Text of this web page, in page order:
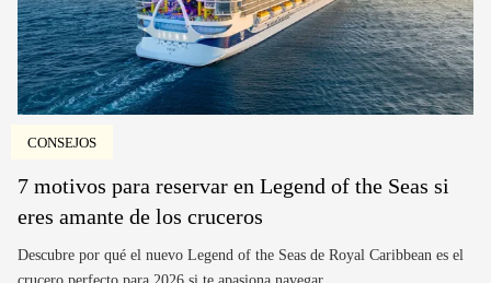
CONSEJOS
7 motivos para reservar en Legend of the Seas si
eres amante de los cruceros
Descubre por qué el nuevo Legend of the Seas de Royal Caribbean es el